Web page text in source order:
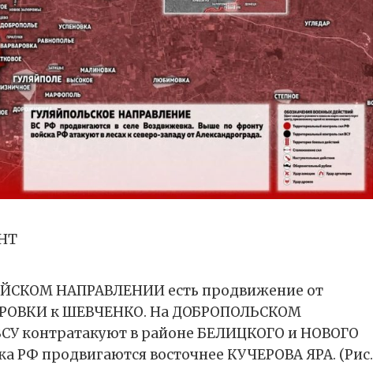
НАПРАВЛЕНИИ есть продвижение от
к ШЕВЧЕНКО. На ДОБРОПОЛЬСКОМ
контратакуют в районе БЕЛИЦКОГО и НОВОГО
РФ продвигаются восточнее КУЧЕРОВА ЯРА. (Рис.